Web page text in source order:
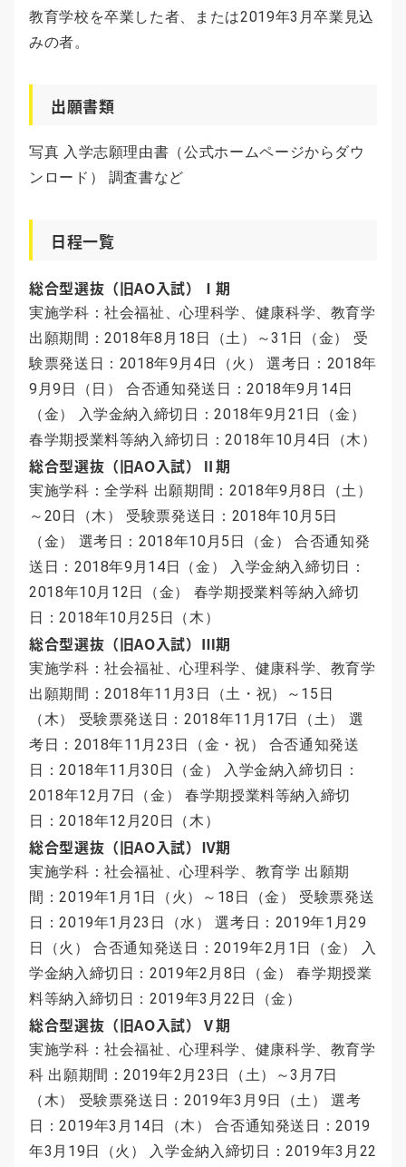
教育学校を卒業した者、または2019年3月卒業見込
みの者。
出願書類
写真 入学志願理由書（公式ホームページからダウ
ンロード） 調査書など
日程一覧
総合型選抜（旧AO入試）Ⅰ期
実施学科：社会福祉、心理科学、健康科学、教育学
出願期間：2018年8月18日（土）～31日（金） 受
験票発送日：2018年9月4日（火） 選考日：2018年
9月9日（日） 合否通知発送日：2018年9月14日
（金） 入学金納入締切日：2018年9月21日（金）
春学期授業料等納入締切日：2018年10月4日（木）
総合型選抜（旧AO入試）Ⅱ期
実施学科：全学科 出願期間：2018年9月8日（土）
～20日（木） 受験票発送日：2018年10月5日
（金） 選考日：2018年10月5日（金） 合否通知発
送日：2018年9月14日（金） 入学金納入締切日：
2018年10月12日（金） 春学期授業料等納入締切
日：2018年10月25日（木）
総合型選抜（旧AO入試）Ⅲ期
実施学科：社会福祉、心理科学、健康科学、教育学
出願期間：2018年11月3日（土・祝）～15日
（木） 受験票発送日：2018年11月17日（土） 選
考日：2018年11月23日（金・祝） 合否通知発送
日：2018年11月30日（金） 入学金納入締切日：
2018年12月7日（金） 春学期授業料等納入締切
日：2018年12月20日（木）
総合型選抜（旧AO入試）Ⅳ期
実施学科：社会福祉、心理科学、教育学 出願期
間：2019年1月1日（火）～18日（金） 受験票発送
日：2019年1月23日（水） 選考日：2019年1月29
日（火） 合否通知発送日：2019年2月1日（金） 入
学金納入締切日：2019年2月8日（金） 春学期授業
料等納入締切日：2019年3月22日（金）
総合型選抜（旧AO入試）Ⅴ期
実施学科：社会福祉、心理科学、健康科学、教育学
科 出願期間：2019年2月23日（土）～3月7日
（木） 受験票発送日：2019年3月9日（土） 選考
日：2019年3月14日（木） 合否通知発送日：2019
年3月19日（火） 入学金納入締切日：2019年3月22